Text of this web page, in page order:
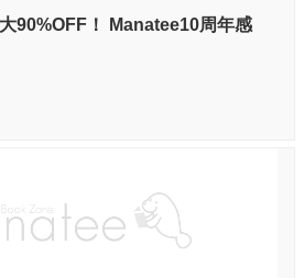
90%OFF！ Manatee10周年感